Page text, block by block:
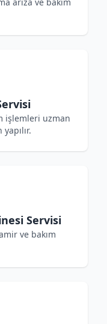
işlemleri uzman
Servisi
ve bakım